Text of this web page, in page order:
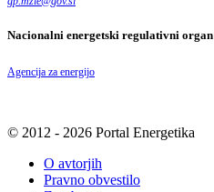
Nacionalni energetski regulativni organ
Agencija za energijo
© 2012 - 2026 Portal Energetika
O avtorjih
Pravno obvestilo